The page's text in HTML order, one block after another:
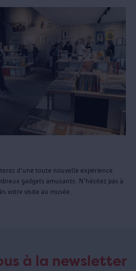
d'une toute nouvelle expérience
gadgets amusants. N'hésitez pas à
votre visite au musée.
à la newsletter